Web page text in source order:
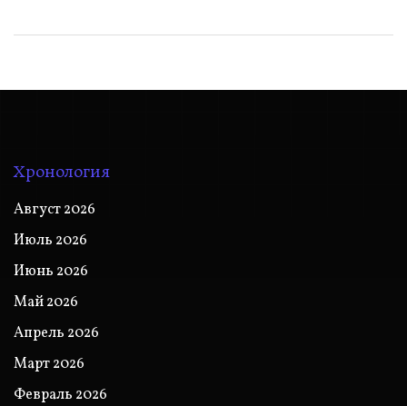
Хронология
Август 2026
Июль 2026
Июнь 2026
Май 2026
Апрель 2026
Март 2026
Февраль 2026